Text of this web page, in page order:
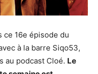
ce 16e épisode du
à la barre Siqo53,
au podcast Cloé. Le